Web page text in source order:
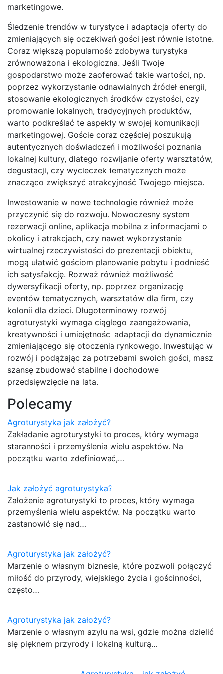
marketingowe.
Śledzenie trendów w turystyce i adaptacja oferty do
zmieniających się oczekiwań gości jest równie istotne.
Coraz większą popularność zdobywa turystyka
zrównoważona i ekologiczna. Jeśli Twoje
gospodarstwo może zaoferować takie wartości, np.
poprzez wykorzystanie odnawialnych źródeł energii,
stosowanie ekologicznych środków czystości, czy
promowanie lokalnych, tradycyjnych produktów,
warto podkreślać te aspekty w swojej komunikacji
marketingowej. Goście coraz częściej poszukują
autentycznych doświadczeń i możliwości poznania
lokalnej kultury, dlatego rozwijanie oferty warsztatów,
degustacji, czy wycieczek tematycznych może
znacząco zwiększyć atrakcyjność Twojego miejsca.
Inwestowanie w nowe technologie również może
przyczynić się do rozwoju. Nowoczesny system
rezerwacji online, aplikacja mobilna z informacjami o
okolicy i atrakcjach, czy nawet wykorzystanie
wirtualnej rzeczywistości do prezentacji obiektu,
mogą ułatwić gościom planowanie pobytu i podnieść
ich satysfakcję. Rozważ również możliwość
dywersyfikacji oferty, np. poprzez organizację
eventów tematycznych, warsztatów dla firm, czy
kolonii dla dzieci. Długoterminowy rozwój
agroturystyki wymaga ciągłego zaangażowania,
kreatywności i umiejętności adaptacji do dynamicznie
zmieniającego się otoczenia rynkowego. Inwestując w
rozwój i podążając za potrzebami swoich gości, masz
szansę zbudować stabilne i dochodowe
przedsięwzięcie na lata.
Polecamy
Agroturystyka jak założyć?
Zakładanie agroturystyki to proces, który wymaga
staranności i przemyślenia wielu aspektów. Na
początku warto zdefiniować,…
Jak założyć agroturystyka?
Założenie agroturystyki to proces, który wymaga
przemyślenia wielu aspektów. Na początku warto
zastanowić się nad…
Agroturystyka jak założyć?
Marzenie o własnym biznesie, które pozwoli połączyć
miłość do przyrody, wiejskiego życia i gościnności,
często…
Agroturystyka jak założyć?
Marzenie o własnym azylu na wsi, gdzie można dzielić
się pięknem przyrody i lokalną kulturą…